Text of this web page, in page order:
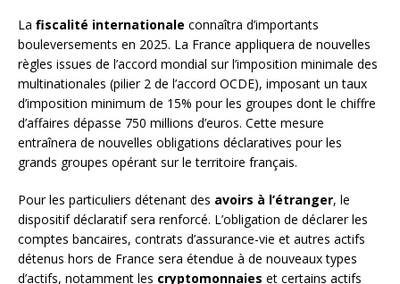
La fiscalité internationale connaîtra d’importants
bouleversements en 2025. La France appliquera de nouvelles
règles issues de l’accord mondial sur l’imposition minimale des
multinationales (pilier 2 de l’accord OCDE), imposant un taux
d’imposition minimum de 15% pour les groupes dont le chiffre
d’affaires dépasse 750 millions d’euros. Cette mesure
entraînera de nouvelles obligations déclaratives pour les
grands groupes opérant sur le territoire français.
Pour les particuliers détenant des avoirs à l’étranger, le
dispositif déclaratif sera renforcé. L’obligation de déclarer les
comptes bancaires, contrats d’assurance-vie et autres actifs
détenus hors de France sera étendue à de nouveaux types
d’actifs, notamment les cryptomonnaies et certains actifs